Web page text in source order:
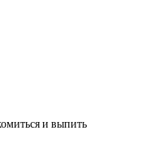
и выпить